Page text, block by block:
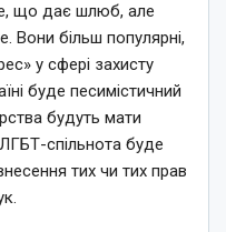
що дає шлюб, але
Вони більш популярні,
у сфері захисту
буде песимістичний
будуть мати
спільнота буде
тих чи тих прав